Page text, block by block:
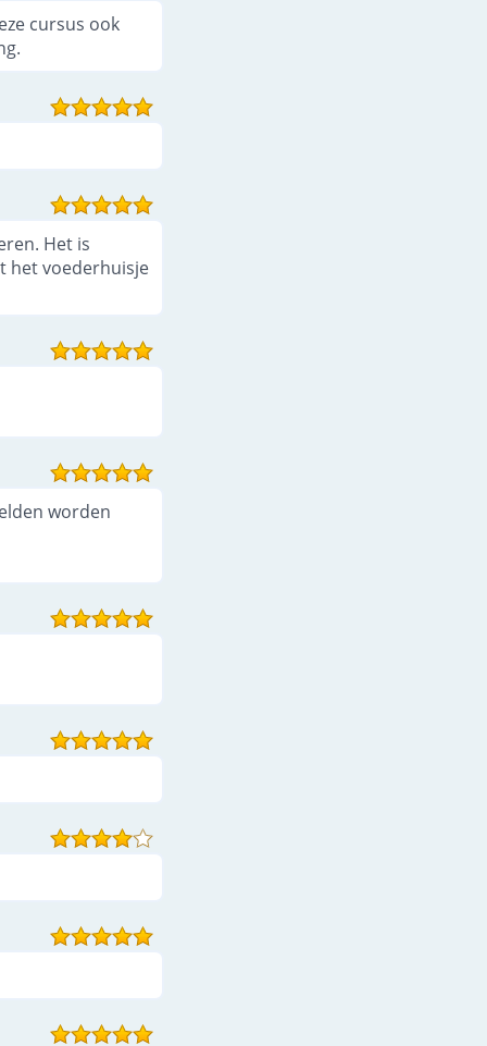
cursus ook
Het is
het voederhuisje
worden